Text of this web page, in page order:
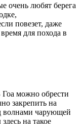
очень любят берега
повезет, даже
для похода в
Гоа можно обрести
закрепить на
волнами чарующей
на такое